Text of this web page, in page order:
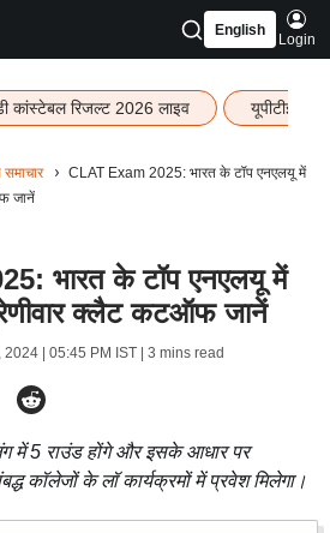
English
Login
कांस्टेबल रिजल्ट 2026 लाइव यूपीटीईटी
समाचार
CLAT Exam 2025: भारत के टॉप एनएलयू में
जानें
भारत के टॉप एनएलयू में
क्लैट कटऑफ जानें
2024 | 05:45 PM IST| 3 mins read
में 5 राउंड होंगे और इसके आधार पर
कॉलेजों के लॉ कार्यक्रमों में प्रवेश मिलेगा।